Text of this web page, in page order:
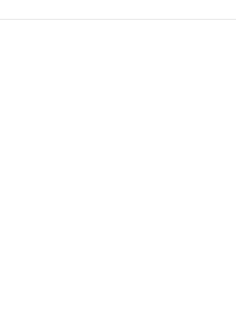
قیمت دارایی می‌شود و بالعکس. البته